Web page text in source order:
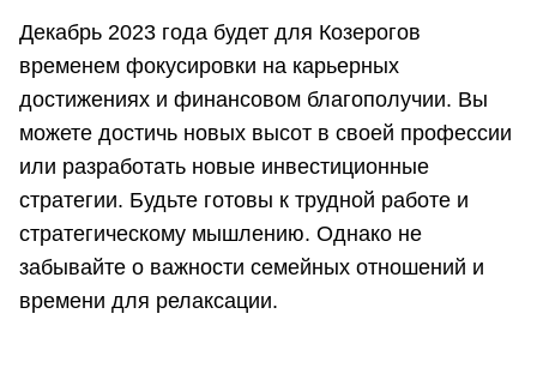
Декабрь 2023 года будет для Козерогов
временем фокусировки на карьерных
достижениях и финансовом благополучии. Вы
можете достичь новых высот в своей профессии
или разработать новые инвестиционные
стратегии. Будьте готовы к трудной работе и
стратегическому мышлению. Однако не
забывайте о важности семейных отношений и
времени для релаксации.